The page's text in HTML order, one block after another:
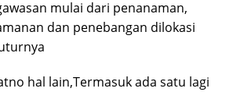
mulai dari penanaman,
dan penebangan dilokasi
hal lain,Termasuk ada satu lagi